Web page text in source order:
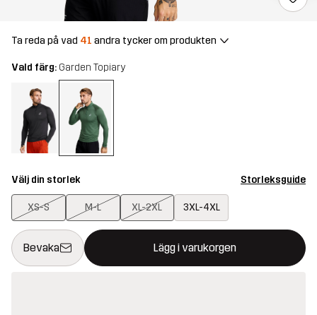
Ta reda på vad 41 andra tycker om produkten
Vald färg: Garden Topiary
Välj din storlek Storleksguide
XS-S M-L XL-2XL 3XL-4XL
Bevaka Lägg i varukorgen
Denna knapp kommer att öppna en modal som bekräftar en ny
{{size}} inte tillgänglig